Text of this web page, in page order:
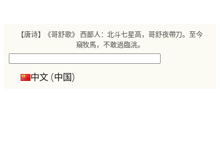
【唐诗】《哥舒歌》 西鄙人：北斗七星高，哥舒夜帶刀。至今
窺牧馬，不敢過臨洮。
中文 (中国)